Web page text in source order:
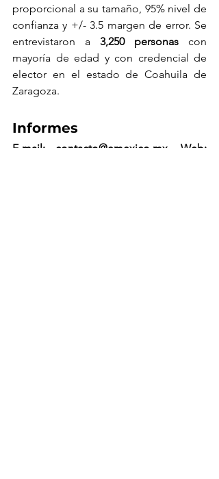
proporcional a su tamaño, 95% nivel de
confianza y +/- 3.5 margen de error. Se
entrevistaron a 3,250 personas con
mayoría de edad y con credencial de
elector en el estado de Coahuila de
Zaragoza.
Informes
E-mail: contacto@emexico.mx